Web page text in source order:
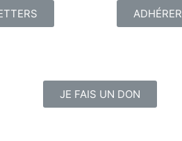
ADHÉRER
JE FAIS UN DON